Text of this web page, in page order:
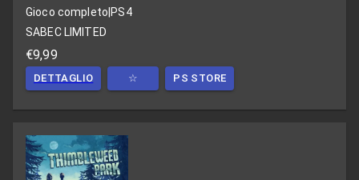
Gioco completo PS4
SABEC LIMITED
€9,99
DETTAGLIO ☆ PS STORE